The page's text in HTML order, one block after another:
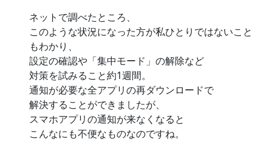
ネットで調べたところ、
このような状況になった方が私ひとりではないこと
もわかり、
設定の確認や「集中モード」の解除など
対策を試みること約1週間。
通知が必要な全アプリの再ダウンロードで
解決することができましたが、
スマホアプリの通知が来なくなると
こんなにも不便なものなのですね。